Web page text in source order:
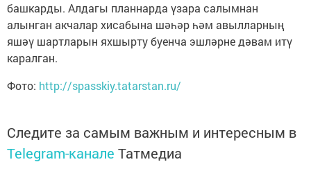
башкарды. Алдагы планнарда үзара салымнан
алынган акчалар хисабына шәһәр һәм авылларның
яшәү шартларын яхшырту буенча эшләрне дәвам итү
каралган.
Фото: http://spasskiy.tatarstan.ru/
Следите за самым важным и интересным в
Telegram-канале Татмедиа